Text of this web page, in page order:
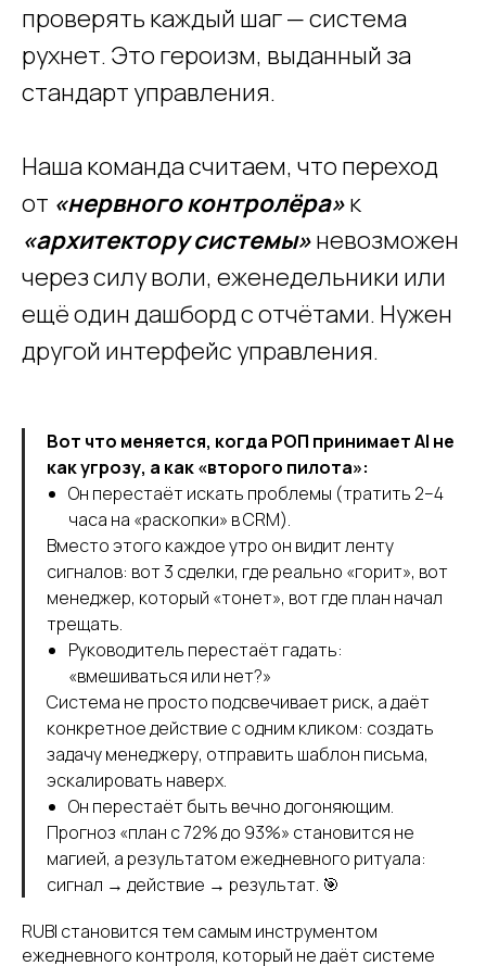
проверять каждый шаг — система
рухнет. Это героизм, выданный за
стандарт управления.
Наша команда считаем, что переход
от «нервного контролёра»к
«архитектору системы»невозможен
через силу воли, еженедельники или
ещё один дашборд с отчётами. Нужен
другой интерфейс управления.
Вот что меняется, когда РОП принимает AI не
как угрозу, а как «второго пилота»:
Он перестаёт искать проблемы (тратить 2–4
часа на «раскопки» в CRM).
Вместо этого каждое утро он видит ленту
сигналов: вот 3 сделки, где реально «горит», вот
менеджер, который «тонет», вот где план начал
трещать.
Руководитель перестаёт гадать:
«вмешиваться или нет?»
Система не просто подсвечивает риск, а даёт
конкретное действие с одним кликом: создать
задачу менеджеру, отправить шаблон письма,
эскалировать наверх.
Он перестаёт быть вечно догоняющим.
Прогноз «план с 72% до 93%» становится не
магией, а результатом ежедневного ритуала:
сигнал → действие → результат. 🎯
RUBI становится тем самым инструментом
ежедневного контроля, который не даёт системе